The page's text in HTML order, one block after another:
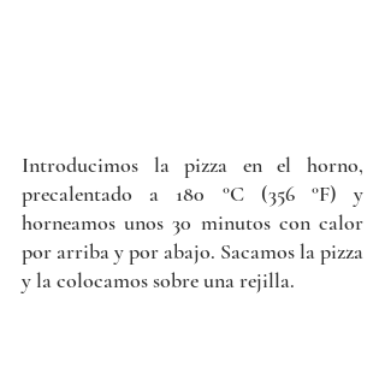
Introducimos la pizza en el horno,
precalentado a 180 °C (356 °F) y
horneamos unos 30 minutos con calor
por arriba y por abajo. Sacamos la pizza
y la colocamos sobre una rejilla.